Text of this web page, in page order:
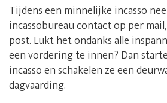
Tijdens een minnelijke incasso
incassobureau contact op per
post. Lukt het ondanks alle
een vordering te innen? Dan
incasso en schakelen ze een
dagvaarding.